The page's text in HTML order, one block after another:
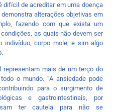
difícil de acreditar em uma doença
alterações objetivas em
fazendo com que exista um
as quais não devem ser
indivíduo, corpo mole, e sim algo
representam mais de um terço do
o mundo. “A ansiedade pode
para o surgimento de
e gastrointestinais, por
ter cautela para não se